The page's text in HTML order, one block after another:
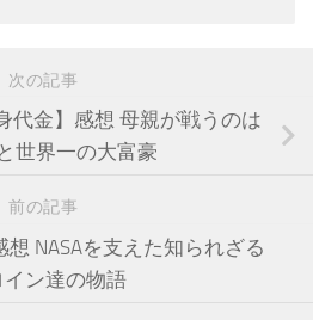
次の記事
代金】感想 母親が戦うのは
世界一の大富豪
前の記事
NASAを支えた知られざる
イン達の物語